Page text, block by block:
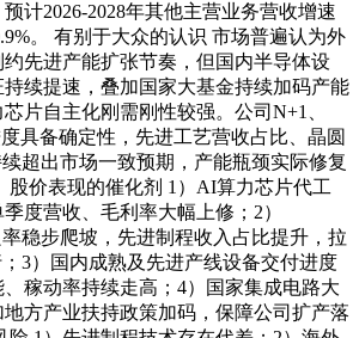
计2026-2028年其他主营业务营收增速
。 有别于大众的认识 市场普遍认为外
先进产能扩张节奏，但国内半导体设
续提速，叠加国家大基金持续加码产能
片自主化刚需刚性较强。公司N+1、
具备确定性，先进工艺营收占比、晶圆
超出市场一致预期，产能瓶颈实际修复
股价表现的催化剂 1）AI算力芯片代工
度营收、毛利率大幅上修；2）
稳步爬坡，先进制程收入占比提升，拉
3）国内成熟及先进产线设备交付进度
稼动率持续走高；4）国家集成电路大
方产业扶持政策加码，保障公司扩产落